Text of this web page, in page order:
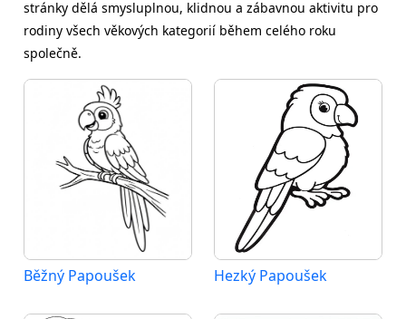
stránky dělá smysluplnou, klidnou a zábavnou aktivitu pro
rodiny všech věkových kategorií během celého roku
společně.
Běžný Papoušek Hezký Papoušek